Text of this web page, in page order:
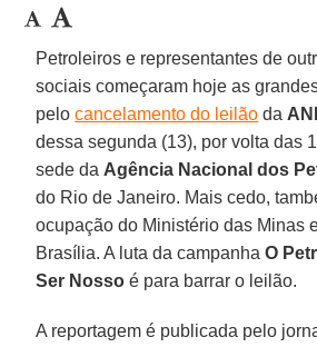
Petroleiros e representantes de
sociais começaram hoje as
pelocancelamento do leilão da
dessa segunda (13), por volta das
sede da Agência Nacional dos
do Rio de Janeiro. Mais cedo,
ocupação do Ministério das Minas
Brasília. A luta da campanhaO
Ser Nosso é para barrar o leilão.
A reportagem é publicada pelo